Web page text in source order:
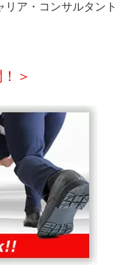
ア・コンサルタント
＞